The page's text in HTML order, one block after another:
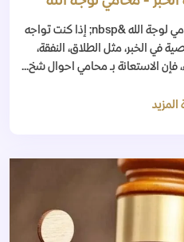
محامي احوال شخصية الخبر - محامي لوجة الله &nbsp; إذا كنت تواجه
في الخبر، مثل الطلاق، النفقة،
فإن الاستعانة بـ محامي احوال شخ...
المزيد